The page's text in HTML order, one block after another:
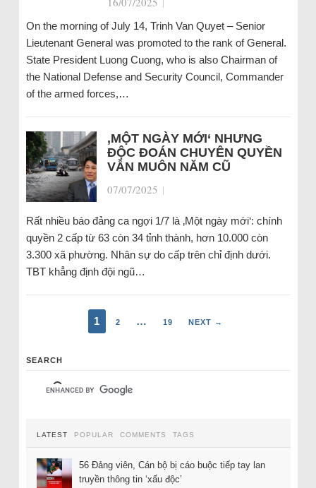
On the morning of July 14, Trinh Van Quyet – Senior
Lieutenant General was promoted to the rank of General.
State President Luong Cuong, who is also Chairman of
the National Defense and Security Council, Commander
of the armed forces,…
‚MỘT NGÀY MỚI‘ NHƯNG
ĐỘC ĐOÁN CHUYÊN QUYỀN
VẪN MUÔN NĂM CŨ
07/07/2025 |
Rất nhiều báo đảng ca ngợi 1/7 là ‚Một ngày mới‘: chính
quyền 2 cấp từ 63 còn 34 tỉnh thành, hơn 10.000 còn
3.300 xã phường. Nhân sự do cấp trên chỉ định dưới.
TBT khẳng định đội ngũ…
1 2 … 19 NEXT →
SEARCH
LATEST POPULAR COMMENTS TAGS
56 Đảng viên, Cán bộ bị cáo buộc tiếp tay lan
truyền thông tin ‘xấu độc’